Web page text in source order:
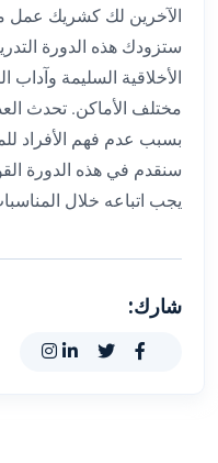
الآخرين لك كشريك عمل
ستزودك هذه الدورة
الأخلاقية السليمة
مختلف الأماكن. تحدث
بسبب عدم فهم الأفراد
سنقدم في هذه الدورة
يجب اتباعه خلال
شارك: